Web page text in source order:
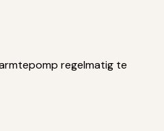
regelmatig te